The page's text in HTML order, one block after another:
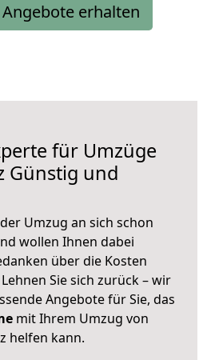
erhalten
für Umzüge
Günstig und
Umzug an sich schon
wollen Ihnen dabei
über die Kosten
Sie sich zurück – wir
Angebote für Sie, das
mit Ihrem Umzug von
helfen kann.